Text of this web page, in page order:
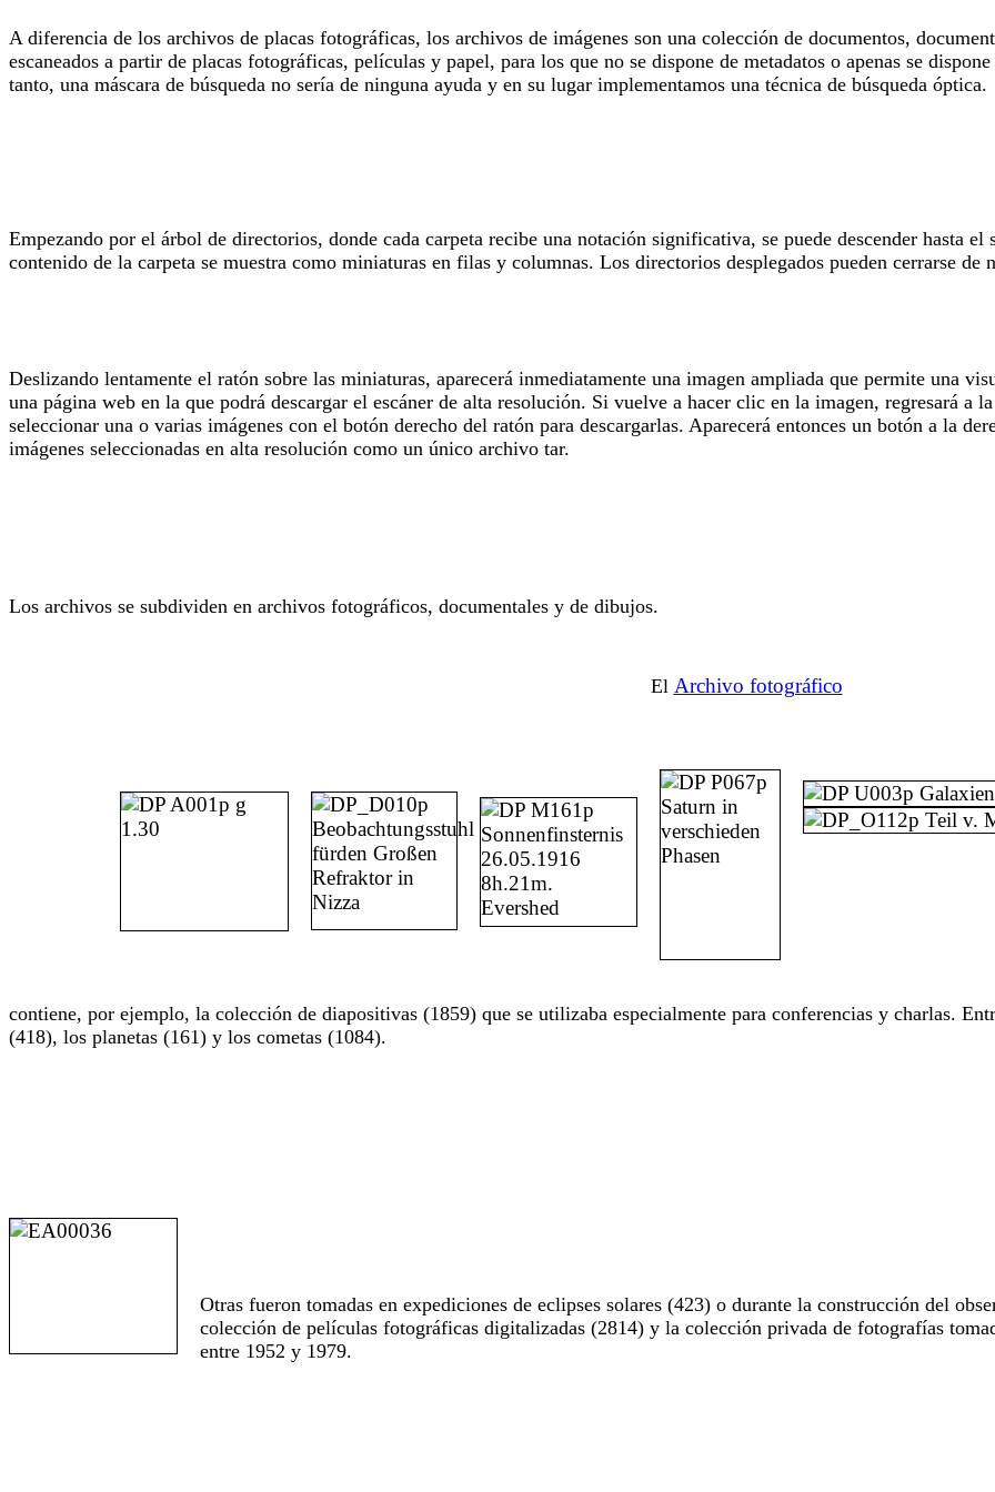
A diferencia de los archivos de placas fotográficas, los archivos de imágenes son una colección de documentos,
escaneados a partir de placas fotográficas, películas y papel, para los que no se dispone de metadatos o apenas se
tanto, una máscara de búsqueda no sería de ninguna ayuda y en su lugar implementamos una técnica de búsqueda óptica.
Empezando por el árbol de directorios, donde cada carpeta recibe una notación significativa, se puede descender hasta
contenido de la carpeta se muestra como miniaturas en filas y columnas. Los directorios desplegados pueden cerrarse
Deslizando lentamente el ratón sobre las miniaturas, aparecerá inmediatamente una imagen ampliada que permite una
una página web en la que podrá descargar el escáner de alta resolución. Si vuelve a hacer clic en la imagen, regresará a
seleccionar una o varias imágenes con el botón derecho del ratón para descargarlas. Aparecerá entonces un botón a la
imágenes seleccionadas en alta resolución como un único archivo tar.
Los archivos se subdividen en archivos fotográficos, documentales y de dibujos.
El Archivo fotográfico
contiene, por ejemplo, la colección de diapositivas (1859) que se utilizaba especialmente para conferencias y charlas.
(418), los planetas (161) y los cometas (1084).
Otras fueron tomadas en expediciones de eclipses solares (423) o durante la construcción del
colección de películas fotográficas digitalizadas (2814) y la colección privada de fotografías
entre 1952 y 1979.